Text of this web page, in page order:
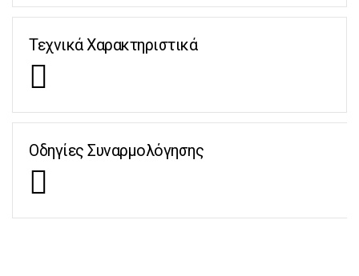
Τεχνικά Χαρακτηριστικά
Οδηγίες Συναρμολόγησης